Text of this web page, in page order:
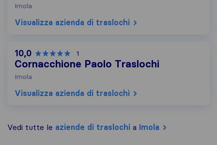
Imola
Visualizza azienda di traslochi
10,0 1
Cornacchione Paolo Traslochi
Imola
Visualizza azienda di traslochi
Vedi tutte le aziende di traslochi a Imola